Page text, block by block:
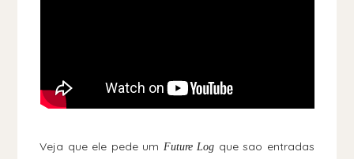
Veja que ele pede um Future Log que sao entradas